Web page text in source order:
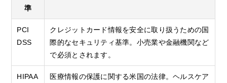
準
PCI
DSS
クレジットカード情報を安全に取り扱うための国
際的なセキュリティ基準。小売業や金融機関など
で必須とされます。
HIPAA
医療情報の保護に関する米国の法律。ヘルスケア